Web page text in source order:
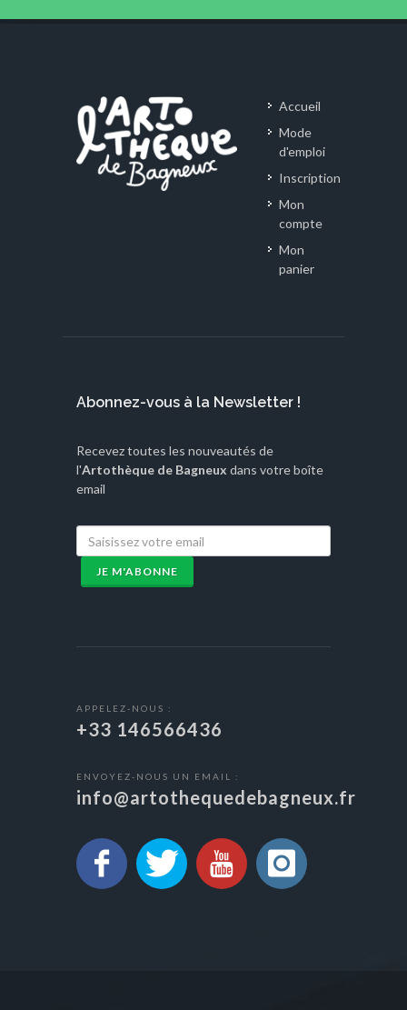
Accueil
Mode
d'emploi
Inscription
Mon
compte
Mon
panier
Abonnez-vous à la Newsletter !
Recevez toutes les nouveautés de
l'Artothèque de Bagneux dans votre boîte
email
JE M'ABONNE
APPELEZ-NOUS :
+33 146566436
ENVOYEZ-NOUS UN EMAIL :
info@artothequedebagneux.fr